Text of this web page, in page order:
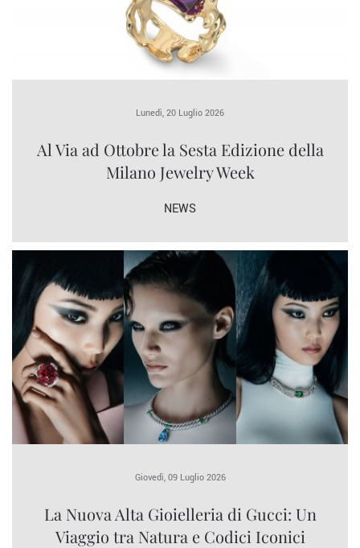
Lunedì, 20 Luglio 2026
Al Via ad Ottobre la Sesta Edizione della
Milano Jewelry Week
NEWS
Giovedì, 09 Luglio 2026
La Nuova Alta Gioielleria di Gucci: Un
Viaggio tra Natura e Codici Iconici